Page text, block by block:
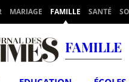
MARIAGE FAMILLE SANTÉ
FAMILLE